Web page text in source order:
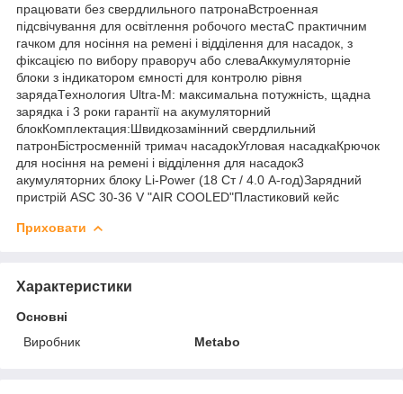
працювати без свердлильного патронаВстроенная
підсвічування для освітлення робочого местаС практичним
гачком для носіння на ремені і відділення для насадок, з
фіксацією по вибору праворуч або слеваАккумуляторніе
блоки з індикатором ємності для контролю рівня
зарядаТехнология Ultra-M: максимальна потужність, щадна
зарядка і 3 роки гарантії на акумуляторний
блокКомплектация:Швидкозамінний свердлильний
патронБістросменній тримач насадокУгловая насадкаКрючок
для носіння на ремені і відділення для насадок3
акумуляторних блоку Li-Power (18 Ст / 4.0 А-год)Зарядний
пристрій ASC 30-36 V "AIR COOLED"Пластиковий кейс
Приховати
Характеристики
Основні
Виробник
Metabo